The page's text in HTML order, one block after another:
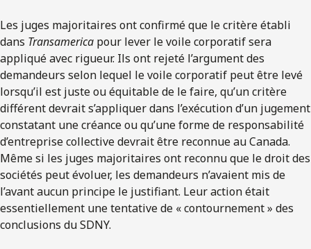
Les juges majoritaires ont confirmé que le critère établi
dans Transamerica pour lever le voile corporatif sera
appliqué avec rigueur. Ils ont rejeté l’argument des
demandeurs selon lequel le voile corporatif peut être levé
lorsqu’il est juste ou équitable de le faire, qu’un critère
différent devrait s’appliquer dans l’exécution d’un jugement
constatant une créance ou qu’une forme de responsabilité
d’entreprise collective devrait être reconnue au Canada.
Même si les juges majoritaires ont reconnu que le droit des
sociétés peut évoluer, les demandeurs n’avaient mis de
l’avant aucun principe le justifiant. Leur action était
essentiellement une tentative de « contournement » des
conclusions du SDNY.